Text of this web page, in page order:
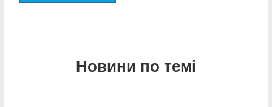
Новини по темі